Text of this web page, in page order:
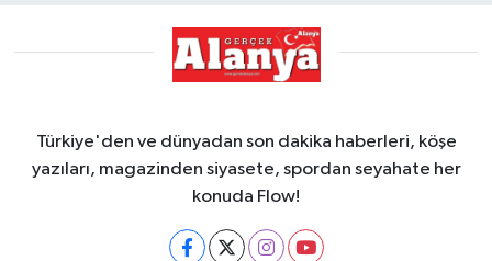
Türkiye'den ve dünyadan son dakika haberleri, köşe
yazıları, magazinden siyasete, spordan seyahate her
konuda Flow!